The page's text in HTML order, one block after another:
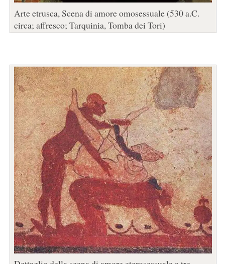
Arte etrusca, Scena di amore omosessuale (530 a.C.
circa; affresco; Tarquinia, Tomba dei Tori)